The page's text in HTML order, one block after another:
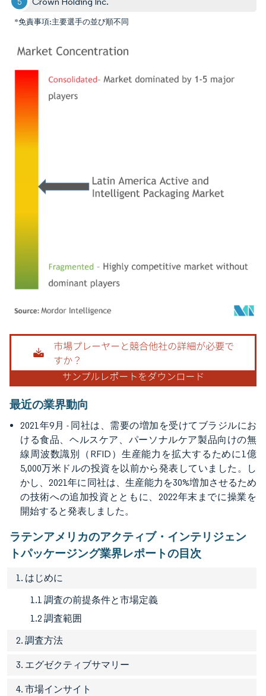
*免責事項:主要選手の並び順不同
画像 © Mordor Intelligence。再利用にはCC BY 4.0の表示が必要です。
最近の業界動向
2021年9月 - 同社は、需要の増加を受けてブラジルにお
ける食品、ヘルスケア、パーソナルケア製品向けの無
線周波数識別（RFID）生産能力を拡大するために1億
5,000万米ドルの投資を以前から発表していました。し
かし、2021年に同社は、生産能力を30%増加させるため
の技術への追加投資とともに、2022年末までに操業を
開始すると発表しました。
ラテンアメリカのアクティブ・インテリジェン
トパッケージング業界レポートの目次
1. はじめに
1.1 調査の前提条件と市場定義
1.2 調査範囲
2. 調査方法
3. エグゼクティブサマリー
4. 市場インサイト